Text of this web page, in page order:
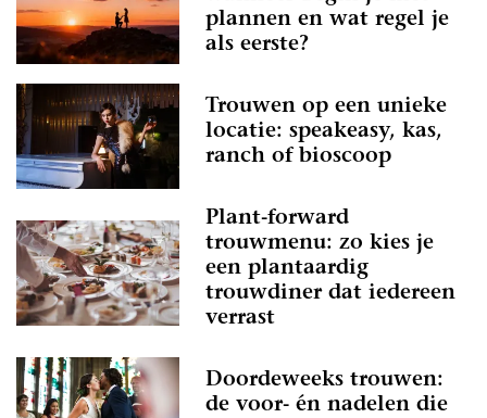
plannen en wat regel je
als eerste?
Trouwen op een unieke
locatie: speakeasy, kas,
ranch of bioscoop
Plant-forward
trouwmenu: zo kies je
een plantaardig
trouwdiner dat iedereen
verrast
Doordeweeks trouwen:
de voor- én nadelen die